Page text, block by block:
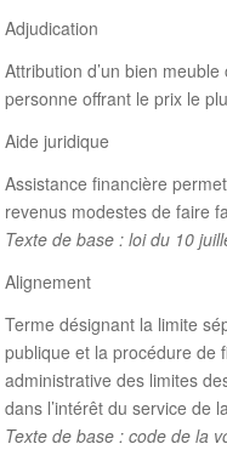
Adjudication
Attribution d’un bien
personne offrant le prix le
Aide juridique
Assistance financière
revenus modestes de faire
Texte de base : loi du 10
Alignement
Terme désignant la limite
publique et la procédure de
administrative des limites
dans l’intérêt du service de
Texte de base : code de la